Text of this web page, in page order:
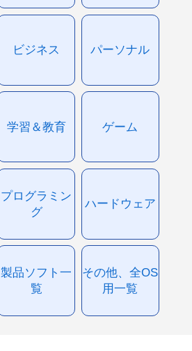
ビジネス パーソナル
学習＆教育 ゲーム
プログラミン
グ
ハードウェア
製品ソフト一
覧
その他、全OS
用一覧